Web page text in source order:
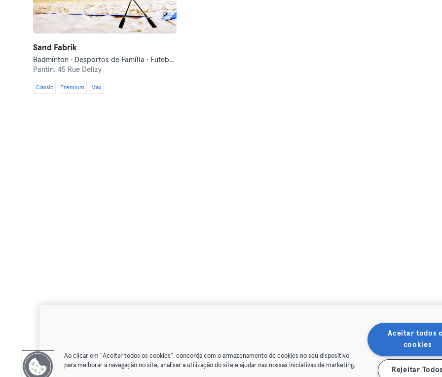
Sand Fabrik
Badmínton · Desportos de Família · Futebol · Ténis · Voleibol de Praia
Pantin,45 Rue Delizy
Classic Premium Max
Ao clicar em "Aceitar todos os cookies", concorda com o armazenamento de cookies no seu dispositivo
para melhorar a navegação no site, analisar a utilização do site e ajudar nas nossas iniciativas de marketing.
Aceitar todos
cookies
Rejeitar